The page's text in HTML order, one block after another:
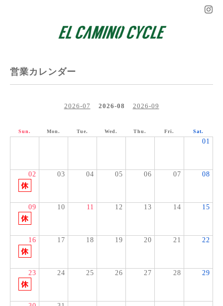
営業カレンダー
2026-07 2026-08 2026-09
Sun. Mon. Tue. Wed. Thu. Fri. Sat.
01
02 03 04 05 06 07 08
09 10 11 12 13 14 15
16 17 18 19 20 21 22
23 24 25 26 27 28 29